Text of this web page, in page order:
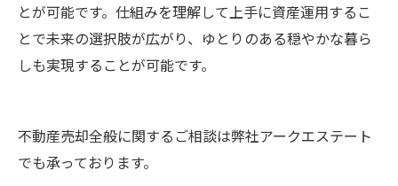
とが可能です。仕組みを理解して上手に資産運用するこ
とで未来の選択肢が広がり、ゆとりのある穏やかな暮ら
しも実現することが可能です。
不動産売却全般に関するご相談は弊社アークエステート
でも承っております。